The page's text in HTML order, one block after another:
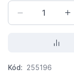
Kód: 255196